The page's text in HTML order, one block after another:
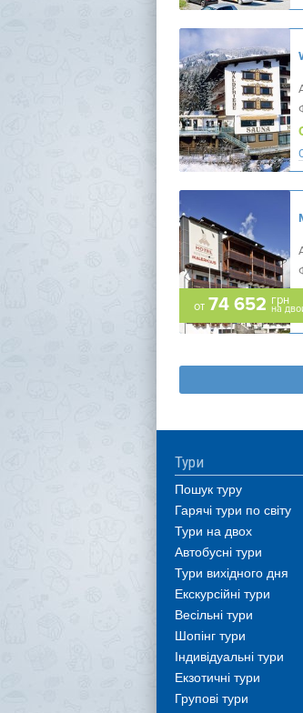
от 74 652 грн
на
Тури
Пошук туру
Гарячі тури по світу
Тури на двох
Автобусні тури
Тури вихідного дня
Екскурсійні тури
Весільні тури
Шопінг тури
Індивідуальні тури
Екзотичні тури
Групові тури